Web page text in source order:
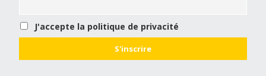
J'accepte la politique de privacité